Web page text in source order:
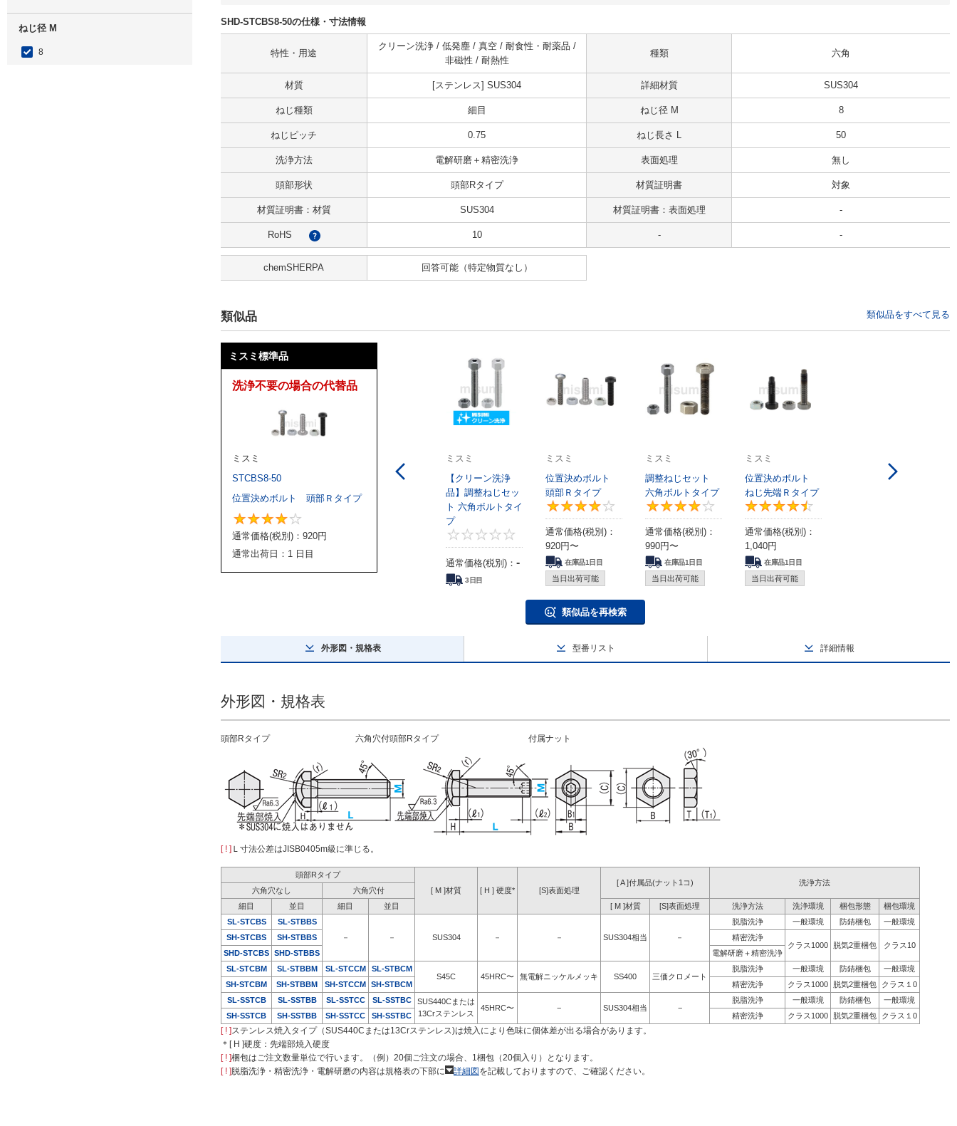
ねじ径 M
8
SHD-STCBS8-50の仕様・寸法情報
特性・用途
クリーン洗浄 / 低発塵 / 真空 / 耐食性・耐薬品 /
非磁性 / 耐熱性
種類 六角
材質 [ステンレス] SUS304 詳細材質 SUS304
ねじ種類 細目 ねじ径 M 8
ねじピッチ 0.75 ねじ長さ L 50
洗浄方法 電解研磨＋精密洗浄 表面処理 無し
頭部形状 頭部Rタイプ 材質証明書 対象
材質証明書：材質 SUS304 材質証明書：表面処理 -
RoHS ? 10 - -
chemSHERPA 回答可能（特定物質なし）
類似品 類似品をすべて見る
ミスミ標準品
洗浄不要の場合の代替品
ミスミ
STCBS8-50
位置決めボルト 頭部Ｒタイプ
通常価格(税別)： 920円
通常出荷日：1 日目
ミスミ
【クリーン洗浄
品】調整ねじセッ
ト 六角ボルトタイ
プ
0
通常価格(税別)： -
3日目
ミスミ
位置決めボルト
頭部Ｒタイプ
4.3
通常価格(税別)：
920円〜
在庫品1日目
当日出荷可能
ミスミ
調整ねじセット
六角ボルトタイプ
4.3
通常価格(税別)：
990円〜
在庫品1日目
当日出荷可能
ミスミ
位置決めボルト
ねじ先端Ｒタイプ
通常価格(税別)：
1,040円
在庫品1日目
当日出荷可能
類似品を再検索
外形図・規格表 型番リスト 詳細情報
外形図・規格表
頭部Rタイプ 六角穴付頭部Rタイプ 付属ナット
[ ! ] Ｌ寸法公差はJISB0405m級に準じる。
頭部Rタイプ
[ M ]材質
[ H ] 硬度* [S]表面処理
[ A ]付属品(ナット1コ)
洗浄方法
六角穴なし
六角穴付
細目
並目 細目 並目 [ M ]材質 [S]表面処理 洗浄方法 洗浄環境 梱包形態
梱包環境
SL-STCBS
SL-STBBS
－
－ SUS304 － － SUS304相当 －
脱脂洗浄 一般環境 防錆梱包
一般環境
SH-STCBS
SH-STBBS
精密洗浄
クラス1000
脱気2重梱包
クラス10
SHD-STCBS SHD-STBBS
電解研磨＋精密洗浄
SL-STCBM
SL-STBBM SL-STCCM
SL-STBCM
S45C
45HRC〜 無電解ニッケルメッキ SS400 三価クロメート
脱脂洗浄 一般環境 防錆梱包
一般環境
SH-STCBM
SH-STBBM SH-STCCM SH-STBCM 精密洗浄 クラス1000 脱気2重梱包
クラス１0
SL-SSTCB
SL-SSTBB SL-SSTCC SL-SSTBC
SUS440Cまたは
13Crステンレス
45HRC〜 − SUS304相当 −
脱脂洗浄 一般環境 防錆梱包
一般環境
SH-SSTCB
SH-SSTBB SH-SSTCC SH-SSTBC 精密洗浄 クラス1000 脱気2重梱包 クラス１0
[ ! ]ステンレス焼入タイプ（SUS440Cまたは13Crステンレス)は焼入により色味に個体差が出る場合があります。
＊[ H ]硬度：先端部焼入硬度
[ ! ]梱包はご注文数量単位で行います。（例）20個ご注文の場合、1梱包（20個入り）となります。
[ ! ] 脱脂洗浄・精密洗浄・電解研磨の内容は規格表の下部に 詳細図 を記載しておりますので、ご確認ください。